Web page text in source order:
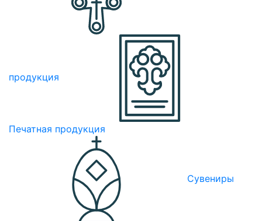
продукция
Печатная продукция
Сувениры